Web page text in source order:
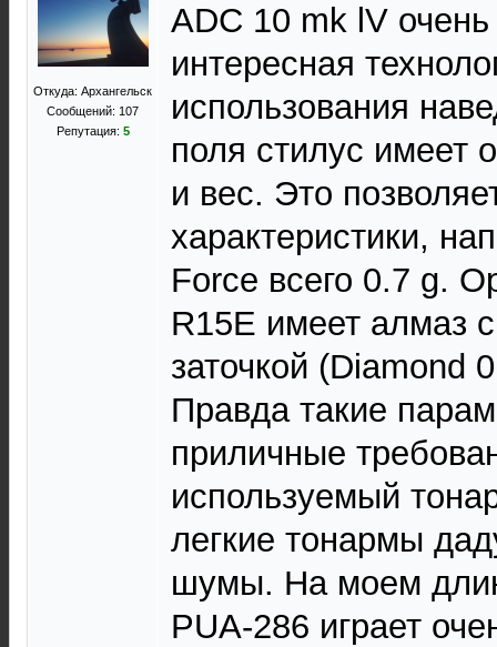
Откуда: Архангельск
Сообщений: 107
Репутация: 5
ADC 10 mk lV
интересная
использования
поля стилус имеет
и вес. Это
характеристики,
Force всего 0.7 g.
R15E имеет алмаз
заточкой (Diamond
Правда такие
приличные
используемый
легкие тонармы
шумы. На моем
PUA-286 играет